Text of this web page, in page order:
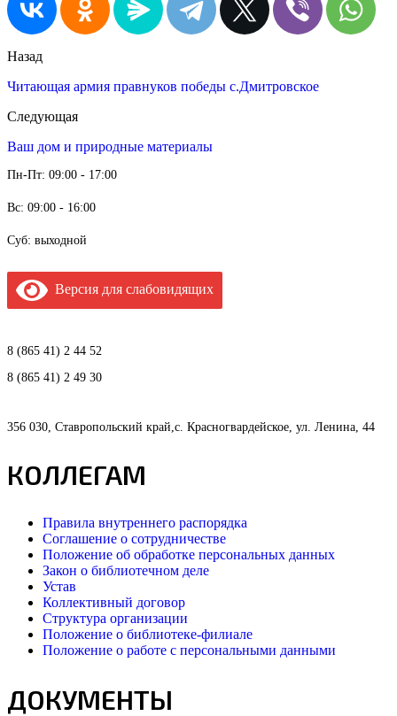
Назад
Читающая армия правнуков победы с.Дмитровское
Следующая
Ваш дом и природные материалы
Пн-Пт: 09:00 - 17:00
Вс: 09:00 - 16:00
Суб: выходной
Версия для слабовидящих
8 (865 41) 2 44 52
8 (865 41) 2 49 30
356 030, Ставропольский край,с. Красногвардейское, ул. Ленина, 44
КОЛЛЕГАМ
Правила внутреннего распорядка
Соглашение о сотрудничестве
Положение об обработке персональных данных
Закон о библиотечном деле
Устав
Коллективный договор
Структура организации
Положение о библиотеке-филиале
Положение о работе с персональными данными
ДОКУМЕНТЫ